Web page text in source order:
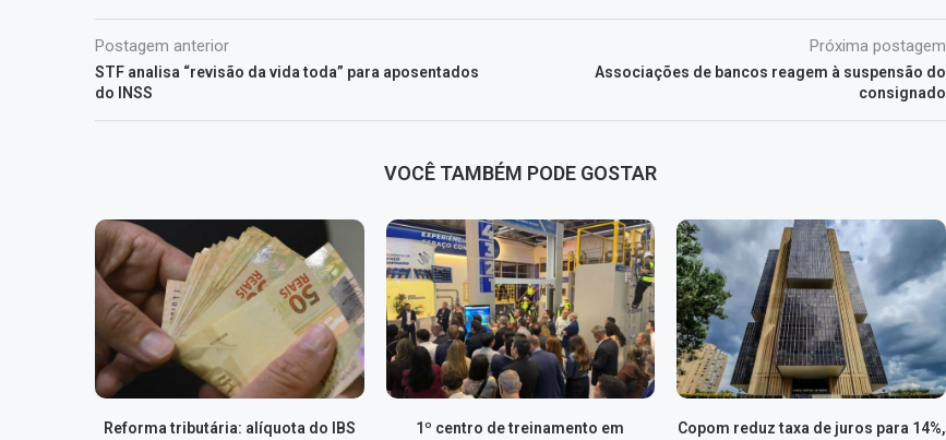
Postagem anterior
STF analisa “revisão da vida toda” para aposentados
do INSS
Próxima postagem
Associações de bancos reagem à suspensão do
consignado
VOCÊ TAMBÉM PODE GOSTAR
Reforma tributária: alíquota do IBS 1º centro de treinamento em Copom reduz taxa de juros para 14%,